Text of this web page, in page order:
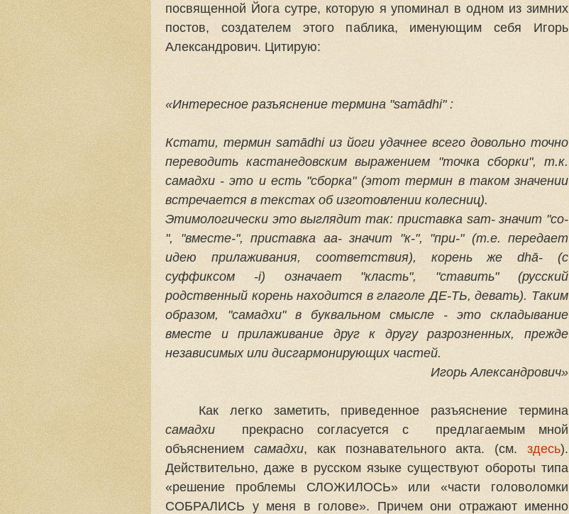
посвященной Йога сутре, которую я упоминал в одном из зимних
постов, создателем этого паблика, именующим себя Игорь
Александрович. Цитирую:
«Интересное разъяснение термина "samādhi" :
Кстати, термин samādhiиз йоги удачнее всего довольно точно
переводить кастанедовским выражением "точка сборки", т.к.
самадхи - это и есть "сборка" (этот термин в таком значении
встречается в текстах об изготовлении колесниц).
Этимологически это выглядит так: приставка sam- значит "со-
", "вместе-", приставка aa- значит "к-", "при-" (т.е. передает
идею прилаживания, соответствия), корень жеdhā- (с
суффиксом -i) означает "класть", "ставить" (русский
родственный корень находится в глаголе ДЕ-ТЬ, девать). Таким
образом, "самадхи" в буквальном смысле - это складывание
вместе и прилаживание друг к другу разрозненных, прежде
независимых или дисгармонирующих частей.
Игорь Александрович»
Как легко заметить, приведенное разъяснение термина
самадхи
прекрасно согласуется с
предлагаемым мной
объяснением самадхи, как познавательного акта. (см.здесь).
Действительно, даже в русском языке существуют обороты типа
«решение проблемы СЛОЖИЛОСЬ» или «части головоломки
СОБРАЛИСЬ у меня в голове». Причем они отражают именно